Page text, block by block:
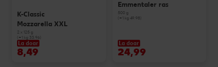
K-Classic
Mozzarella XXL
2 x 125 g
(=1 kg 33.96)
La doar
8,49
Emmentaler ras
500 g
(=1 kg 49.98)
La doar
24,99